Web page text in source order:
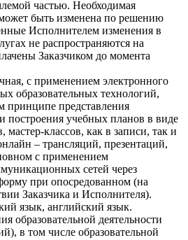
частью. Необходимая
быть изменена по решению
Исполнителем изменения в
не распространяются на
Заказчиком до момента
с применением электронного
образовательных технологий,
принципе представления
учебных планов в виде
мастер-классов, как в записи, так и
– трансляций, презентаций,
с применением
сетей через
при опосредованном (на
Заказчика и Исполнителя).
язык, английский язык.
образовательной деятельности
в том числе образовательной